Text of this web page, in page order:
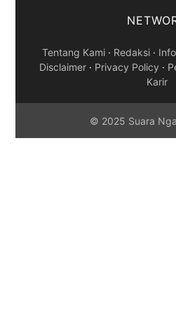
Tentang Kami · Redaksi ·
Disclaimer · Privacy Policy ·
Karir
© 2025 Suara